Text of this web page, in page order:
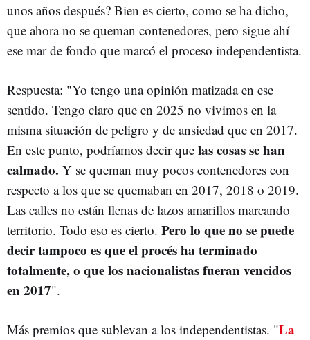
unos años después? Bien es cierto, como se ha dicho,
que ahora no se queman contenedores, pero sigue ahí
ese mar de fondo que marcó el proceso independentista.
Respuesta: "Yo tengo una opinión matizada en ese
sentido. Tengo claro que en 2025 no vivimos en la
misma situación de peligro y de ansiedad que en 2017.
En este punto, podríamos decir que las cosas se han
calmado. Y se queman muy pocos contenedores con
respecto a los que se quemaban en 2017, 2018 o 2019.
Las calles no están llenas de lazos amarillos marcando
territorio. Todo eso es cierto. Pero lo que no se puede
decir tampoco es que el procés ha terminado
totalmente, o que los nacionalistas fueran vencidos
en 2017".
Más premios que sublevan a los independentistas. "La